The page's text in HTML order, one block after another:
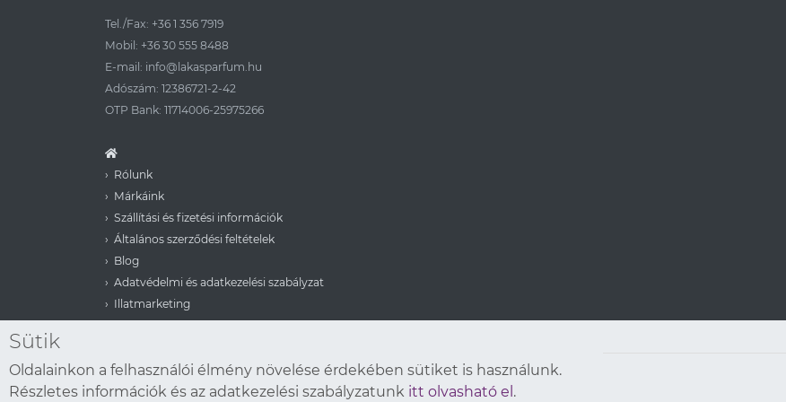
Tel./Fax: +36 1 356 7919
Mobil: +36 30 555 8488
E-mail: info@lakasparfum.hu
Adószám: 12386721-2-42
OTP Bank: 11714006-25975266
Rólunk
Márkáink
Szállítási és fizetési információk
Általános szerződési feltételek
Blog
Adatvédelmi és adatkezelési szabályzat
Illatmarketing
Sütik
Oldalainkon a felhasználói élmény növelése érdekében sütiket is használunk.
Részletes információk és az adatkezelési szabályzatunk itt olvasható el .